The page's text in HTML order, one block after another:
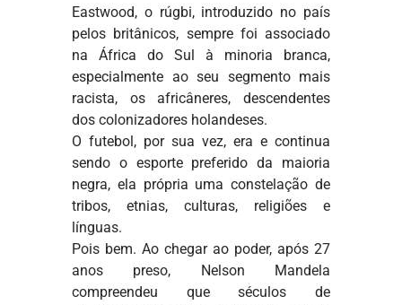
Eastwood, o rúgbi, introduzido no país
pelos britânicos, sempre foi associado
na África do Sul à minoria branca,
especialmente ao seu segmento mais
racista, os africâneres, descendentes
dos colonizadores holandeses.
O futebol, por sua vez, era e continua
sendo o esporte preferido da maioria
negra, ela própria uma constelação de
tribos, etnias, culturas, religiões e
línguas.
Pois bem. Ao chegar ao poder, após 27
anos preso, Nelson Mandela
compreendeu que séculos de